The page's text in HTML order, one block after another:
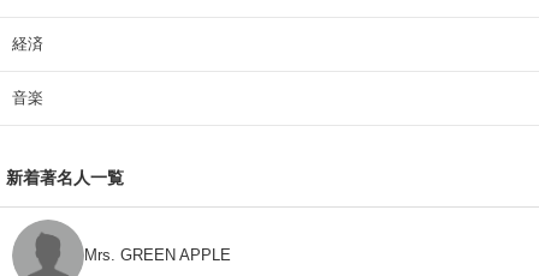
経済
音楽
新着著名人一覧
Mrs. GREEN APPLE